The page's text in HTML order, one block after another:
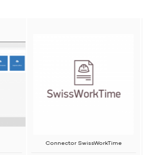
Connector SwissWorkTime